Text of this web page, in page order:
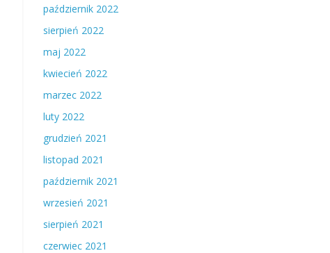
październik 2022
sierpień 2022
maj 2022
kwiecień 2022
marzec 2022
luty 2022
grudzień 2021
listopad 2021
październik 2021
wrzesień 2021
sierpień 2021
czerwiec 2021